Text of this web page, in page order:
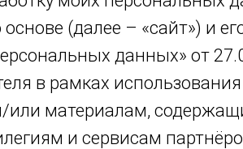
(далее – «сайт») и
данных» от
в рамках
материалам,
и сервисам